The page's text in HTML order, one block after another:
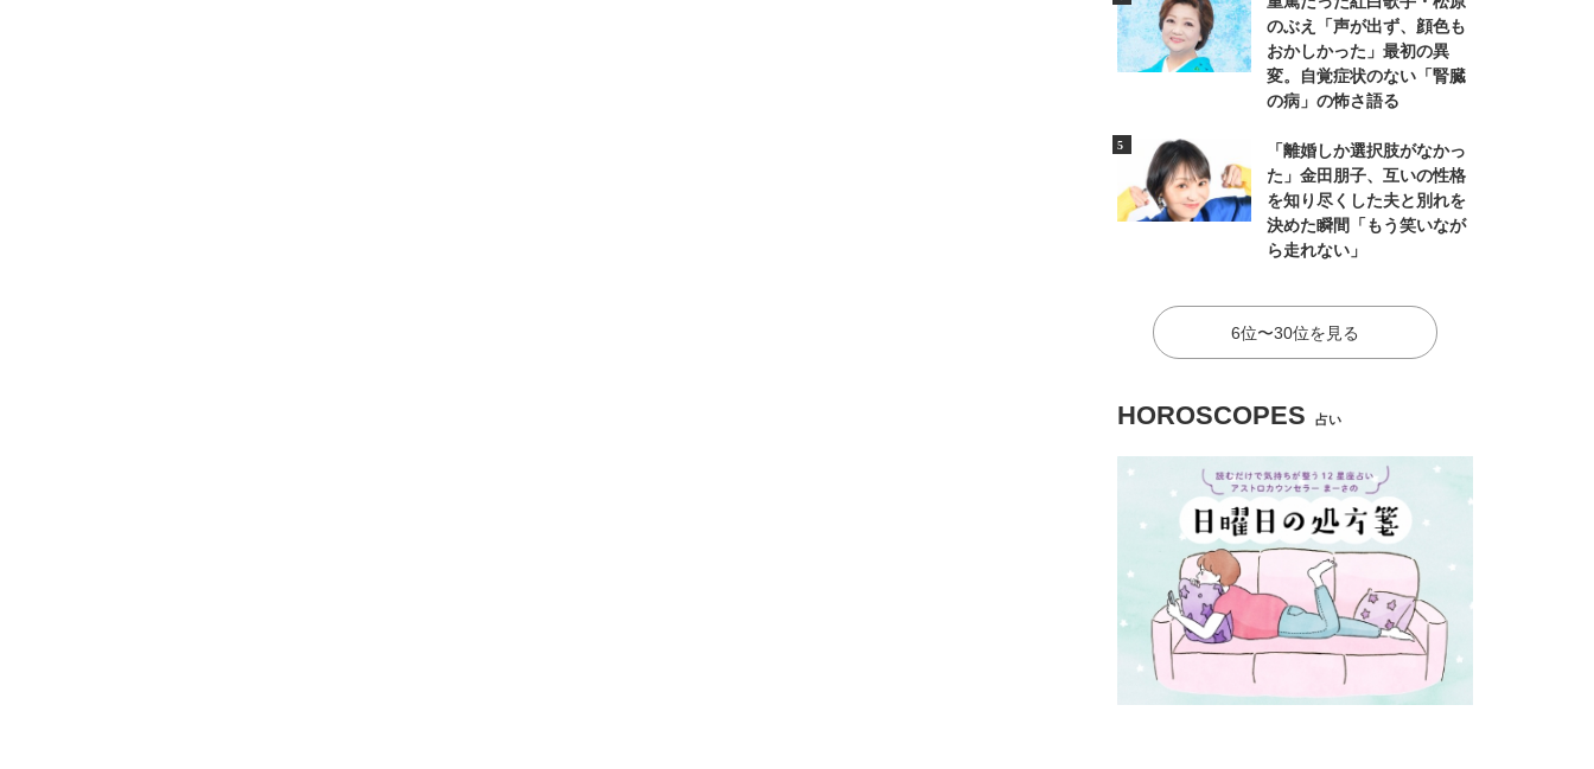
のぶえ「声が出ず、顔色も
おかしかった」最初の異
変。自覚症状のない「腎臓
の病」の怖さ語る
「離婚しか選択肢がなかっ
た」金田朋子、互いの性格
を知り尽くした夫と別れを
決めた瞬間「もう笑いなが
ら走れない」
6位〜30位を見る
HOROSCOPES 占い